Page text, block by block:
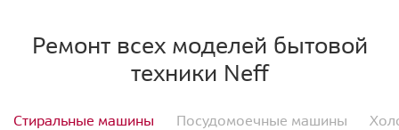
Ремонт всех моделей бытовой
техники Neff
Стиральные машины Посудомоечные машины